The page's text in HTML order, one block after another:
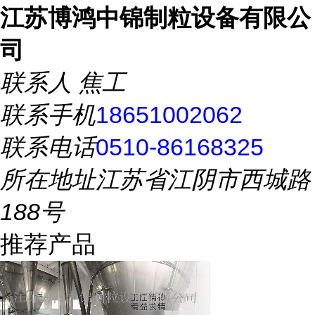
江苏博鸿中锦制粒设备有限公
司
联系人 焦工
联系手机18651002062
联系电话0510-86168325
所在地址江苏省江阴市西城路
188号
推荐产品